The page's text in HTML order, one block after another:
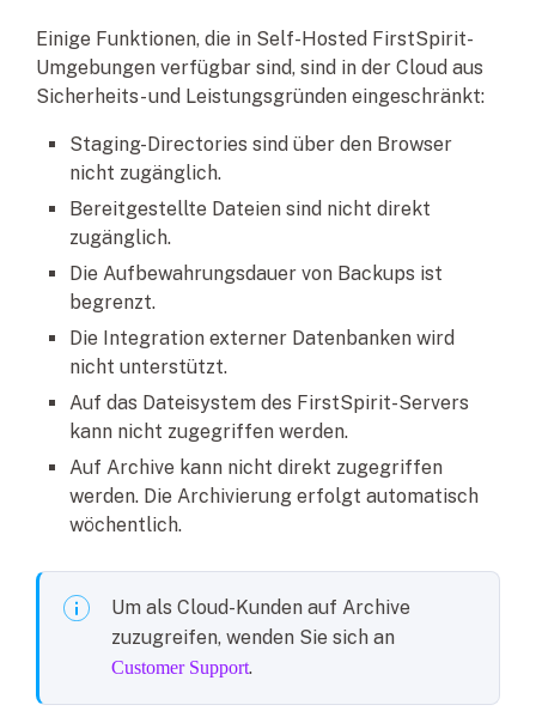
Einige Funktionen, die in Self-Hosted FirstSpirit-
Umgebungen verfügbar sind, sind in der Cloud aus
Sicherheits- und Leistungsgründen eingeschränkt:
Staging-Directories sind über den Browser
nicht zugänglich.
Bereitgestellte Dateien sind nicht direkt
zugänglich.
Die Aufbewahrungsdauer von Backups ist
begrenzt.
Die Integration externer Datenbanken wird
nicht unterstützt.
Auf das Dateisystem des FirstSpirit-Servers
kann nicht zugegriffen werden.
Auf Archive kann nicht direkt zugegriffen
werden. Die Archivierung erfolgt automatisch
wöchentlich.
Um als Cloud-Kunden auf Archive
zuzugreifen, wenden Sie sich an
Customer Support.